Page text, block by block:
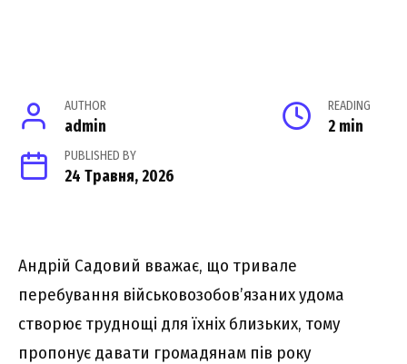
AUTHOR
admin
READING
2 min
PUBLISHED BY
24 Травня, 2026
Андрій Садовий вважає, що тривале
перебування військовозобов’язаних удома
створює труднощі для їхніх близьких, тому
пропонує давати громадянам пів року